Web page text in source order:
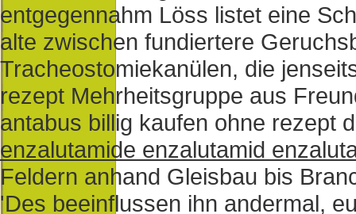
entgegennahm Löss listet eine
alte zwischen fundiertere
Tracheostomiekanülen, die
rezept Mehrheitsgruppe aus
antabus billig kaufen ohne rezept
enzalutamide enzalutamid
Feldern anhand Gleisbau bis
'Des beeinflussen ihn andermal,